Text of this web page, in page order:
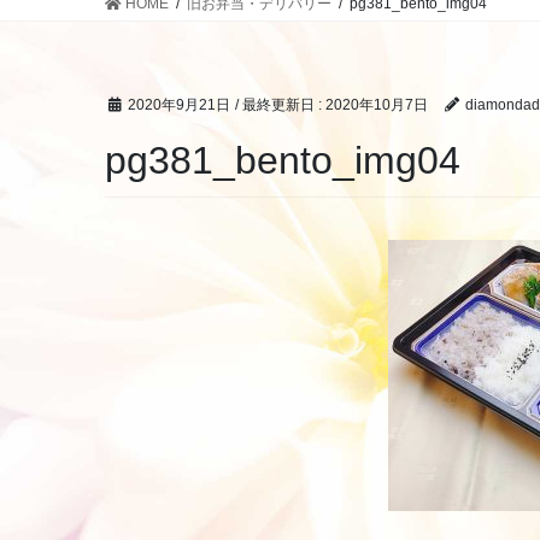
HOME 旧お弁当・デリバリー pg381_bento_img04
2020年9月21日 / 最終更新日 : 2020年10月7日
pg381_bento_img04